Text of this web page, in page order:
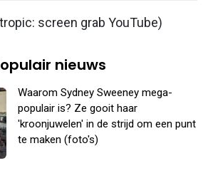
screen grab YouTube)
nieuws
Waarom Sydney Sweeney mega-
populair is? Ze gooit haar
'kroonjuwelen' in de strijd om een punt
te maken (foto's)